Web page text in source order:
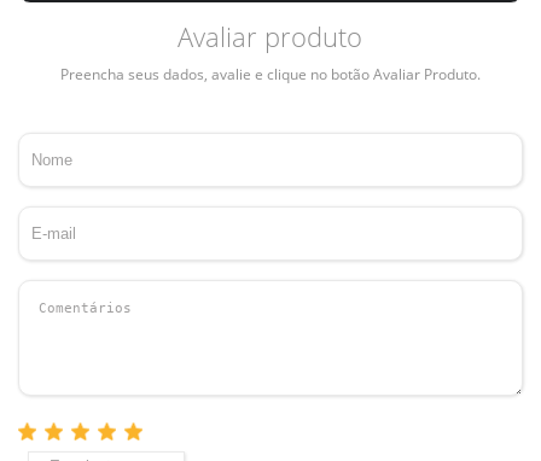
Avaliar produto
Preencha seus dados, avalie e clique no botão Avaliar Produto.